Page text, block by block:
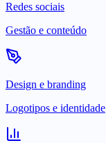
Redes sociais
Gestão e conteúdo
Design e branding
Logotipos e identidade